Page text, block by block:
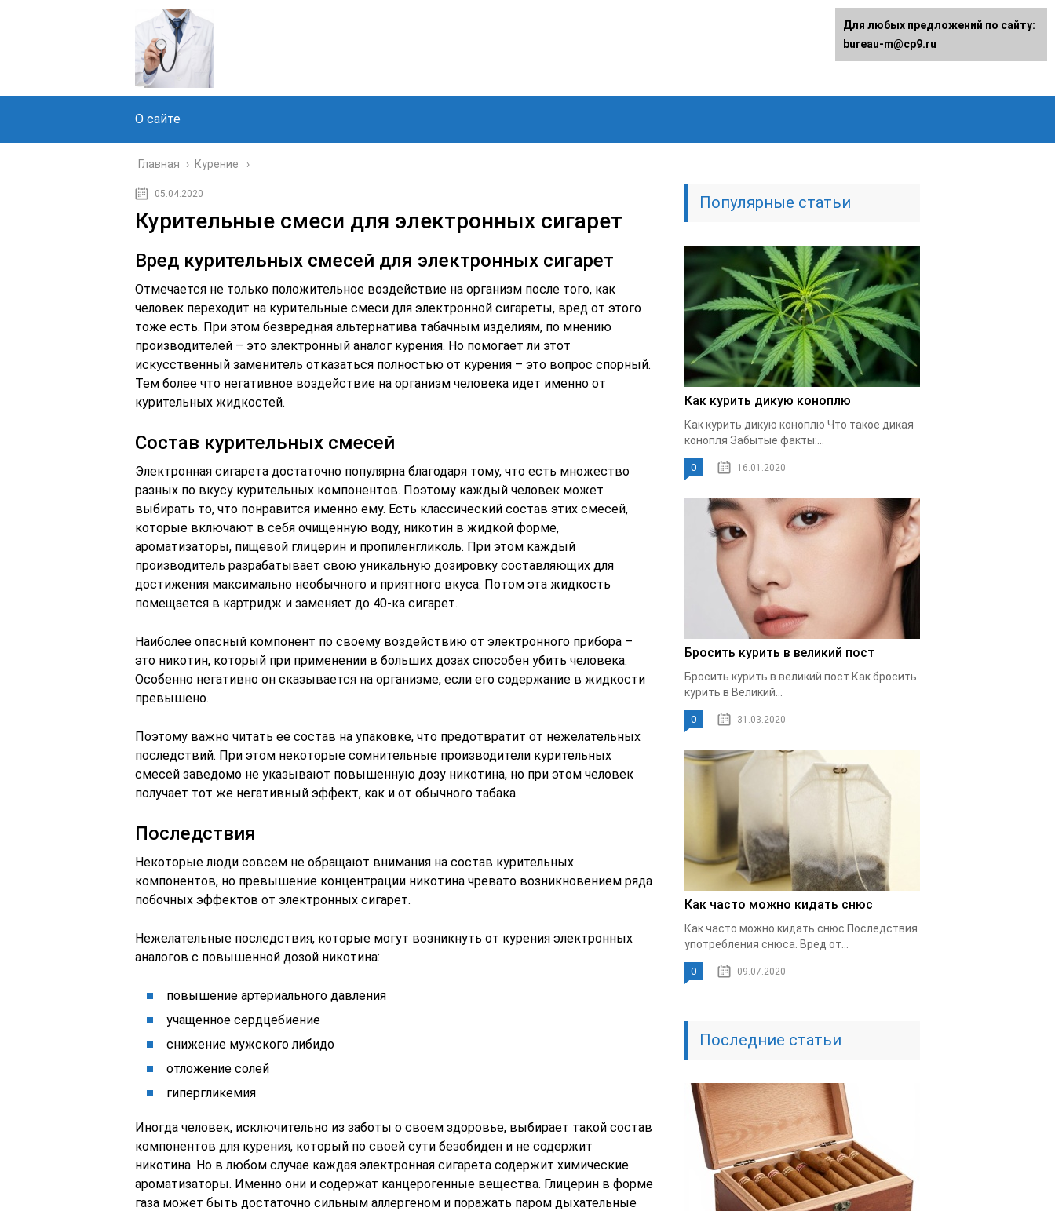
О сайте
Главная › Курение
05.04.2020
Курительные смеси для электронных сигарет
Вред курительных смесей для электронных сигарет
Отмечается не только положительное воздействие на организм после того, как
человек переходит на курительные смеси для электронной сигареты, вред от этого
тоже есть. При этом безвредная альтернатива табачным изделиям, по мнению
производителей – это электронный аналог курения. Но помогает ли этот
искусственный заменитель отказаться полностью от курения – это вопрос спорный.
Тем более что негативное воздействие на организм человека идет именно от
курительных жидкостей.
Состав курительных смесей
Электронная сигарета достаточно популярна благодаря тому, что есть множество
разных по вкусу курительных компонентов. Поэтому каждый человек может
выбирать то, что понравится именно ему. Есть классический состав этих смесей,
которые включают в себя очищенную воду, никотин в жидкой форме,
ароматизаторы, пищевой глицерин и пропиленгликоль. При этом каждый
производитель разрабатывает свою уникальную дозировку составляющих для
достижения максимально необычного и приятного вкуса. Потом эта жидкость
помещается в картридж и заменяет до 40-ка сигарет.
Наиболее опасный компонент по своему воздействию от электронного прибора –
это никотин, который при применении в больших дозах способен убить человека.
Особенно негативно он сказывается на организме, если его содержание в жидкости
превышено.
Поэтому важно читать ее состав на упаковке, что предотвратит от нежелательных
последствий. При этом некоторые сомнительные производители курительных
смесей заведомо не указывают повышенную дозу никотина, но при этом человек
получает тот же негативный эффект, как и от обычного табака.
Последствия
Некоторые люди совсем не обращают внимания на состав курительных
компонентов, но превышение концентрации никотина чревато возникновением ряда
побочных эффектов от электронных сигарет.
Нежелательные последствия, которые могут возникнуть от курения электронных
аналогов с повышенной дозой никотина:
повышение артериального давления
учащенное сердцебиение
снижение мужского либидо
отложение солей
гипергликемия
Иногда человек, исключительно из заботы о своем здоровье, выбирает такой состав
компонентов для курения, который по своей сути безобиден и не содержит
никотина. Но в любом случае каждая электронная сигарета содержит химические
ароматизаторы. Именно они и содержат канцерогенные вещества. Глицерин в форме
газа может быть достаточно сильным аллергеном и поражать паром дыхательные
Популярные статьи
Как курить дикую коноплю
Как курить дикую коноплю Что такое дикая
конопля Забытые факты:...
0 16.01.2020
Бросить курить в великий пост
Бросить курить в великий пост Как бросить
курить в Великий...
0 31.03.2020
Как часто можно кидать снюс
Как часто можно кидать снюс Последствия
употребления снюса. Вред от...
0 09.07.2020
Последние статьи
Для любых предложений по сайту:
bureau-m@cp9.ru